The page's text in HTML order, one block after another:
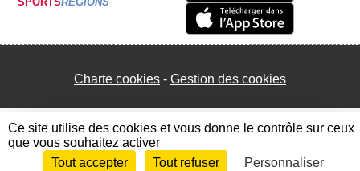
Charte cookies Gestion des cookies
Envie de participer ? Connexion
Ce site utilise des cookies et vous donne le contrôle sur ceux
que vous souhaitez activer
Tout accepter
Tout refuser Personnaliser